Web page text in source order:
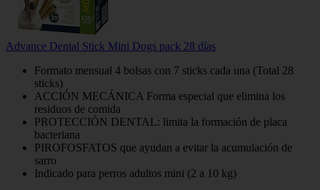
Advance Dental Stick Mini Dogs pack 28 días
Formato mensual 4 bolsas con 7 sticks cada una (Total 28
sticks)
ACCIÓN MECÁNICA Forma especial que elimina los
residuos de comida
PROTECCIÓN DENTAL: limita la formación de placa
bacteriana
PIROFOSFATOS que ayudan a evitar la acumulación de
sarro
Indicado para perros adultos mini (2 a 10 kg)